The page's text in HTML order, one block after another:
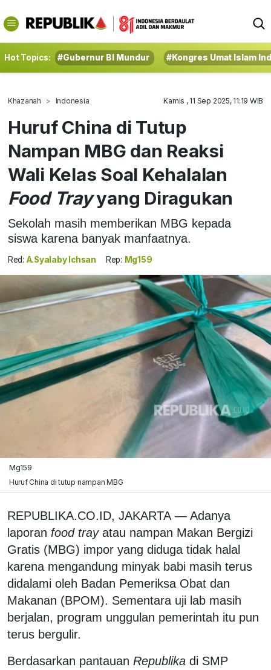
Hot Topics: #Gubernur BI Mundur #Kongres Umat Islam
Khazanah Indonesia Kamis , 11 Sep 2025, 11:19 WIB
Huruf China di Tutup
Nampan MBG dan Reaksi
Wali Kelas Soal Kehalalan
Food Trayyang Diragukan
Sekolah masih memberikan MBG kepada
siswa karena banyak manfaatnya.
Red: A.Syalaby Ichsan Rep: Mg159
Mg159
Huruf China di tutup nampan MBG
REPUBLIKA.CO.ID, JAKARTA — Adanya
laporan food trayatau nampan Makan Bergizi
Gratis (MBG) impor yang diduga tidak halal
karena mengandung minyak babi masih terus
didalami oleh Badan Pemeriksa Obat dan
Makanan (BPOM). Sementara uji lab masih
berjalan, program unggulan pemerintah itu pun
terus bergulir.
Berdasarkan pantauan Republika di SMP